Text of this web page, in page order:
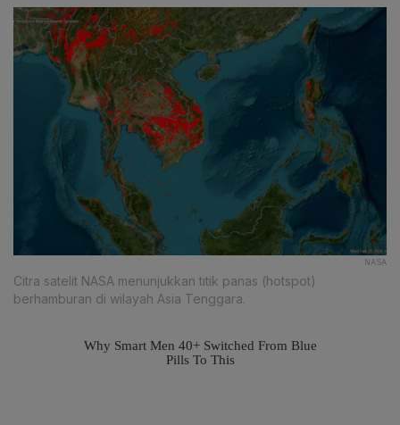
NASA
Citra satelit NASA menunjukkan titik panas (hotspot)
berhamburan di wilayah Asia Tenggara.